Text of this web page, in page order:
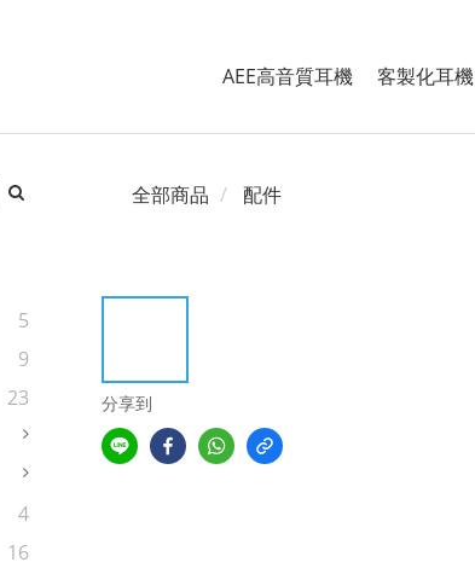
AEE高音質耳機 客製化耳機
5
9
23
4
16
全部商品 配件
分享到